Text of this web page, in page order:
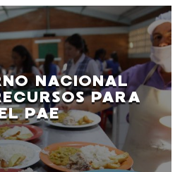
NACIONAL
PARA
PAE